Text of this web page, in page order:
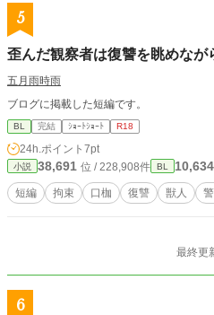
5
歪んだ観察者は復讐を眺めなが
五月雨時雨
ブログに掲載した短編です。
BL 完結 ｼｮｰﾄｼｮｰﾄ R18
24h.ポイント 7pt
小説 38,691 位 / 228,908件 BL 10,634
短編 拘束 口枷 復讐 獣人
最終更
6